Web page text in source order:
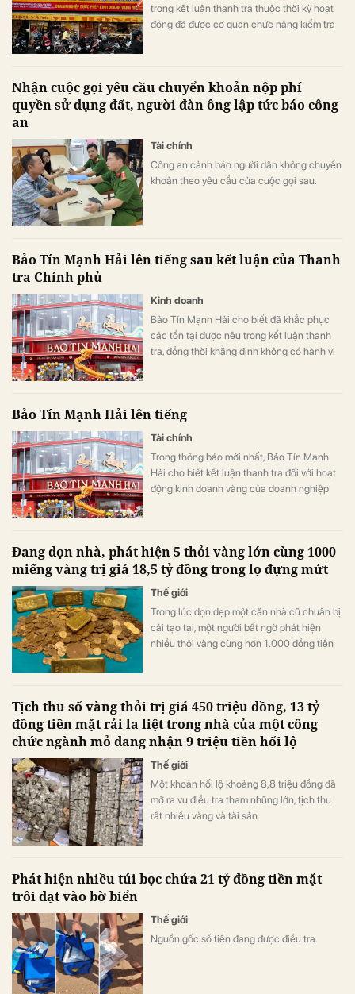
trong kết luận thanh tra thuộc thời kỳ hoạt
động đã được cơ quan chức năng kiểm tra
Nhận cuộc gọi yêu cầu chuyển khoản nộp phí
quyền sử dụng đất, người đàn ông lập tức báo công
an
Tài chính
Công an cảnh báo người dân không chuyển
khoản theo yêu cầu của cuộc gọi sau.
Bảo Tín Mạnh Hải lên tiếng sau kết luận của Thanh
tra Chính phủ
Kinh doanh
Bảo Tín Mạnh Hải cho biết đã khắc phục
các tồn tại được nêu trong kết luận thanh
tra, đồng thời khẳng định không có hành vi
Bảo Tín Mạnh Hải lên tiếng
Tài chính
Trong thông báo mới nhất, Bảo Tín Mạnh
Hải cho biết kết luận thanh tra đối với hoạt
động kinh doanh vàng của doanh nghiệp
Đang dọn nhà, phát hiện 5 thỏi vàng lớn cùng 1000
miếng vàng trị giá 18,5 tỷ đồng trong lọ đựng mứt
Thế giới
Trong lúc dọn dẹp một căn nhà cũ chuẩn bị
cải tạo tại, một người bất ngờ phát hiện
nhiều thỏi vàng cùng hơn 1.000 đồng tiền
Tịch thu số vàng thỏi trị giá 450 triệu đồng, 13 tỷ
đồng tiền mặt rải la liệt trong nhà của một công
chức ngành mỏ đang nhận 9 triệu tiền hối lộ
Thế giới
Một khoản hối lộ khoảng 8,8 triệu đồng đã
mở ra vụ điều tra tham nhũng lớn, tịch thu
rất nhiều vàng và tài sản.
Phát hiện nhiều túi bọc chứa 21 tỷ đồng tiền mặt
trôi dạt vào bờ biển
Thế giới
Nguồn gốc số tiền đang được điều tra.